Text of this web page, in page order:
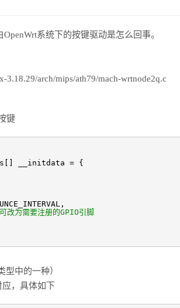
系统下的按键驱动是怎么回事。
arch/mips/ath79/mach-wrtnode2q.c
键
__initdata = {
改为需要注册的GPIO引脚
中的一种）
，具体如下